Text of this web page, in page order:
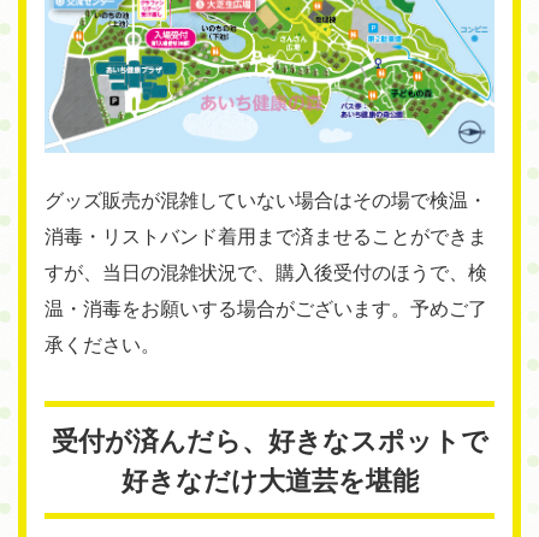
グッズ販売が混雑していない場合はその場で検温・
消毒・リストバンド着用まで済ませることができま
すが、当日の混雑状況で、購入後受付のほうで、検
温・消毒をお願いする場合がございます。予めご了
承ください。
受付が済んだら、好きなスポットで
好きなだけ大道芸を堪能